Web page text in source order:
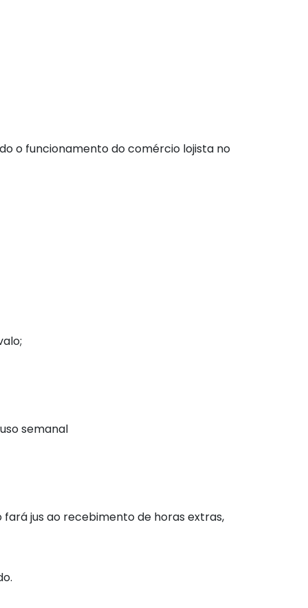
o funcionamento do comércio lojista no
semanal
jus ao recebimento de horas extras,